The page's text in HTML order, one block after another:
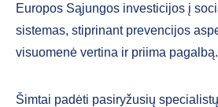
Europos Sąjungos investicijos į
sistemas, stipri­nant prevencijos
visuomenė vertina ir priima pagalbą.
Šimtai padėti pasiryžusių